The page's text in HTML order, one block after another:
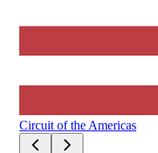
Circuit of the Americas